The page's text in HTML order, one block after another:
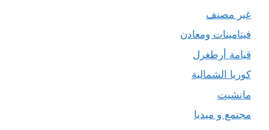
غير مصنف
فيتامينات ومعادن
قيامة أرطغرل
كوريا الشمالية
مانشيت
مجتمع و ميديا